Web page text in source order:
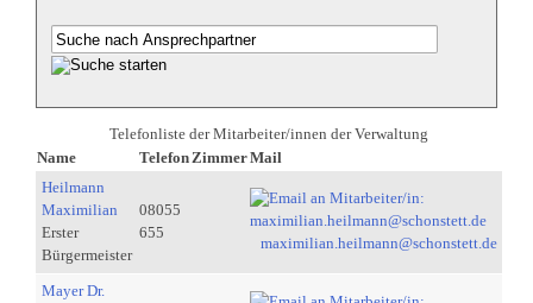
Telefonliste der Mitarbeiter/innen der Verwaltung
Name
Telefon ZimmerMail
Heilmann
Maximilian
Erster
Bürgermeister
08055
655
maximilian.heilmann@schonstett.de
Mayer Dr.